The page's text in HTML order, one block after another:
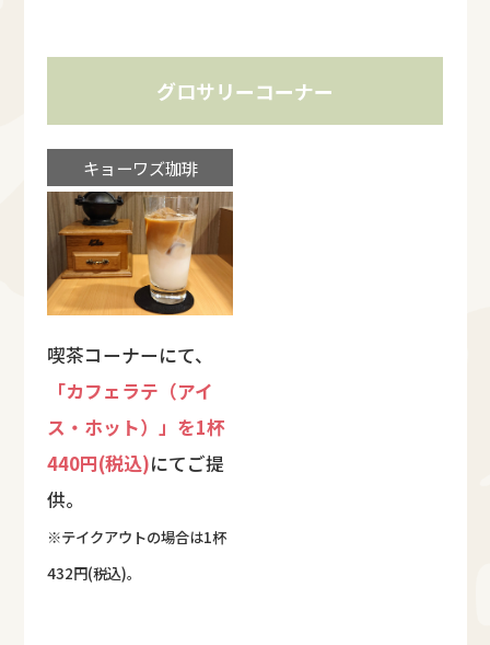
グロサリーコーナー
キョーワズ珈琲
喫茶コーナーにて、
「カフェラテ（アイ
ス・ホット）」を1杯
440円(税込)にてご提
供。
※テイクアウトの場合は1杯
432円(税込)。